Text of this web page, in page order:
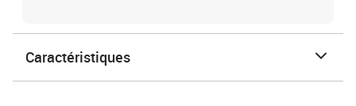
Caractéristiques